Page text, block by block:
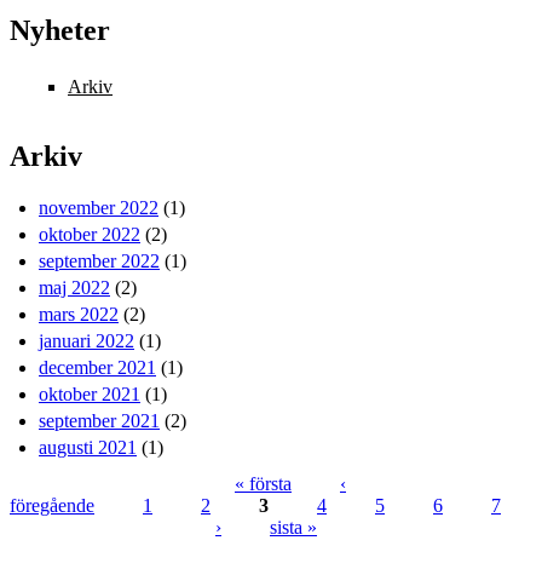
Nyheter
Arkiv
Arkiv
november 2022 (1)
oktober 2022 (2)
september 2022 (1)
maj 2022 (2)
mars 2022 (2)
januari 2022 (1)
december 2021 (1)
oktober 2021 (1)
september 2021 (2)
augusti 2021 (1)
Sidor
« första
‹
föregående
1 2 3 4 5 6
7
›
sista »